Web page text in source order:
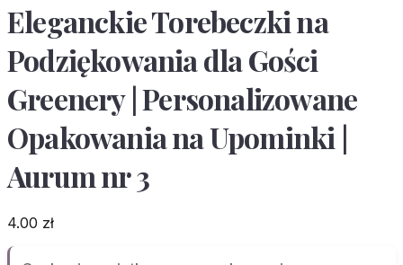
Eleganckie Torebeczki na
Podziękowania dla Gości
Greenery | Personalizowane
Opakowania na Upominki |
Aurum nr 3
4.00 zł